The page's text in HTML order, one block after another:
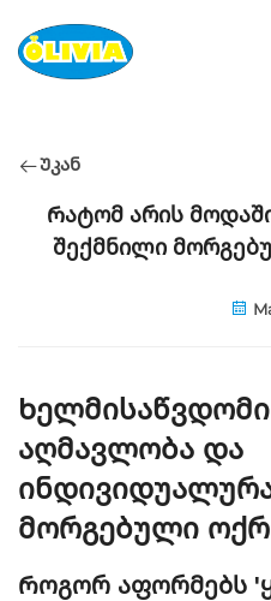
Უკან
Რატომ არის
შექმნილი
აღმავლობა და
მორგებული
Როგორ აფორმებს